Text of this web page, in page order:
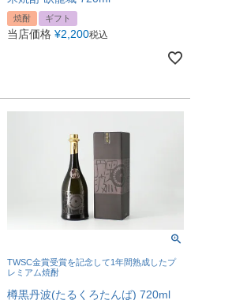
焼酎 ギフト
当店価格 ¥2,200税込
TWSC金賞受賞を記念して1年間熟成したプ
レミアム焼酎
樽黒丹波(たるくろたんば) 720ml